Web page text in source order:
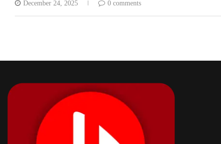
December 24, 2025 0 comments